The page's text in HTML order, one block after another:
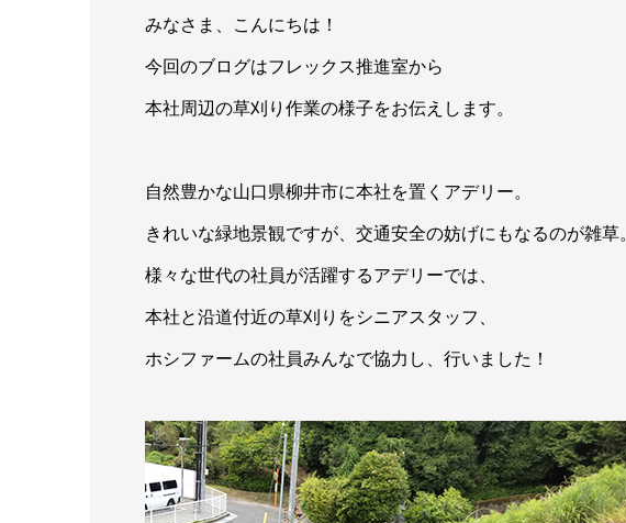
みなさま、こんにちは！
今回のブログはフレックス推進室から
本社周辺の草刈り作業の様子をお伝えします。
自然豊かな山口県柳井市に本社を置くアデリー。
きれいな緑地景観ですが、交通安全の妨げにもなるのが雑草。
様々な世代の社員が活躍するアデリーでは、
本社と沿道付近の草刈りをシニアスタッフ、
ホシファームの社員みんなで協力し、行いました！